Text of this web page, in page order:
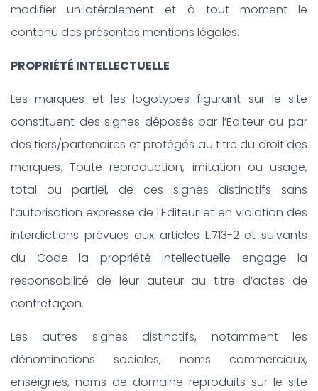
modifier unilatéralement et à tout moment le
contenu des présentes mentions légales.
PROPRIÉTÉ INTELLECTUELLE
Les marques et les logotypes figurant sur le site
constituent des signes déposés par l’Editeur ou par
des tiers/partenaires et protégés au titre du droit des
marques. Toute reproduction, imitation ou usage,
total ou partiel, de ces signes distinctifs sans
l’autorisation expresse de l’Editeur et en violation des
interdictions prévues aux articles L.713-2 et suivants
du Code la propriété intellectuelle engage la
responsabilité de leur auteur au titre d’actes de
contrefaçon.
Les autres signes distinctifs, notamment les
dénominations sociales, noms commerciaux,
enseignes, noms de domaine reproduits sur le site